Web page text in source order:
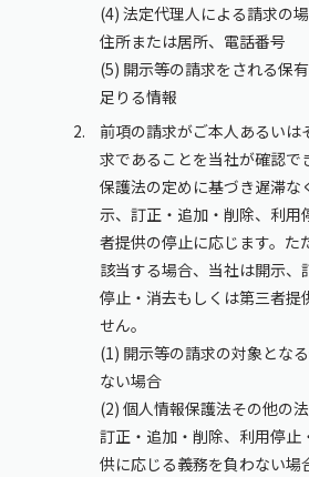
(4) 法定代理人による請求の
住所または居所、電話番号
(5) 開示等の請求をされる保
足りる情報
前項の請求がご本人あるい
求であることを当社が確認で
保護法の定めに基づき遅滞な
示、訂正・追加・削除、利用
者提供の停止に応じます。た
該当する場合、当社は開示、
停止・消去もしくは第三者提
せん。
(1) 開示等の請求の対象とな
ない場合
(2) 個人情報保護法その他の
訂正・追加・削除、利用停止
供に応じる義務を負わない場